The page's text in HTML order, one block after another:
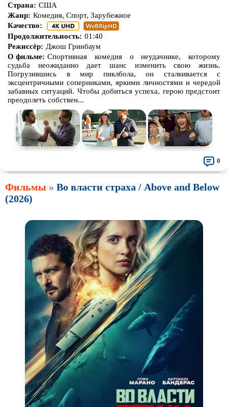
Страна: США
Жанр: Комедия, Спорт, Зарубежное
Качество:
Продолжительность: 01:40
Режиссёр: Джош Гринбаум
О фильме: Спортивная комедия о неудачнике, которому
судьба неожиданно дает шанс изменить свою жизнь.
Погрузившись в мир пиклбола, он сталкивается с
эксцентричными соперниками, яркими личностями и чередой
забавных ситуаций. Чтобы добиться успеха, герою предстоит
преодолеть собствен...
0
Фильмы » Во власти страха / Above and Below
(2026)